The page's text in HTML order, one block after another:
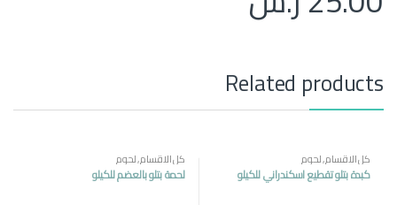
Related products
كل الاقسام,لحوم
كبدة بتلو تقطيع اسكندراني للكيلو
كل الاقسام,لحوم
لحمة بتلو بالعضم للكيلو